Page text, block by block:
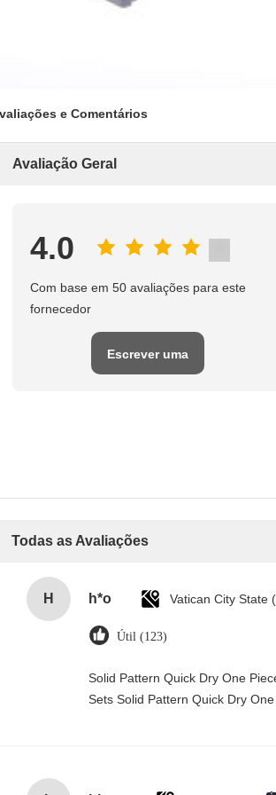
e Comentários
Avaliação Geral
4.0
Com base em 50 avaliações para este
fornecedor
Escrever uma
Todas as Avaliações
H h*o
Útil (123)
Solid Pattern Quick Dry One
Sets Solid Pattern Quick Dry